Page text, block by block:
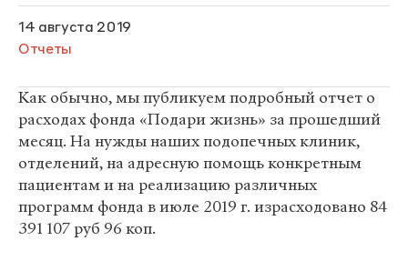
14 августа 2019
Отчеты
Как обычно, мы публикуем подробный отчет о
расходах фонда «Подари жизнь» за прошедший
месяц. На нужды наших подопечных клиник,
отделений, на адресную помощь конкретным
пациентам и на реализацию различных
программ фонда в июле 2019 г. израсходовано 84
391 107 руб 96 коп.